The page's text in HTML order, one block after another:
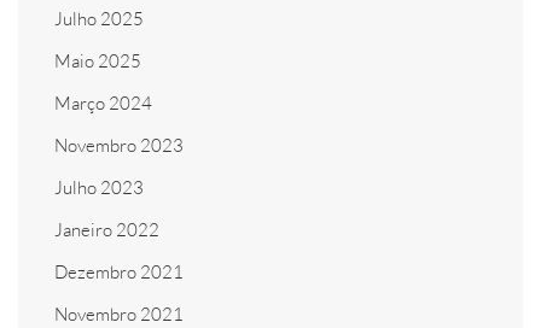
Julho 2025
Maio 2025
Março 2024
Novembro 2023
Julho 2023
Janeiro 2022
Dezembro 2021
Novembro 2021